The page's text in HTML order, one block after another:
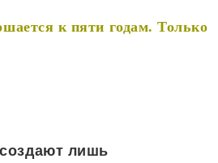
к пяти годам. Только
лишь